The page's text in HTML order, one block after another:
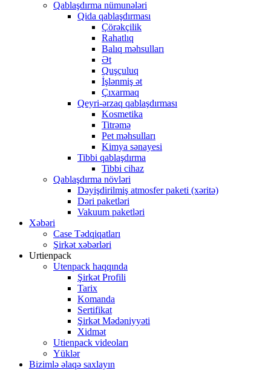
Qablaşdırma nümunələri
Qida qablaşdırması
Çörəkçilik
Rahatlıq
Balıq məhsulları
Ət
Quşçuluq
İşlənmiş ət
Çıxarmaq
Qeyri-ərzaq qablaşdırması
Kosmetika
Titrəmə
Pet məhsulları
Kimya sənayesi
Tibbi qablaşdırma
Tibbi cihaz
Qablaşdırma növləri
Dəyişdirilmiş atmosfer paketi (xəritə)
Dəri paketləri
Vakuum paketləri
Xəbəri
Case Tədqiqatları
Şirkət xəbərləri
Urtienpack
Utenpack haqqında
Şirkət Profili
Tarix
Komanda
Sertifikat
Şirkət Mədəniyyəti
Xidmət
Utienpack videoları
Yüklər
Bizimlə əlaqə saxlayın